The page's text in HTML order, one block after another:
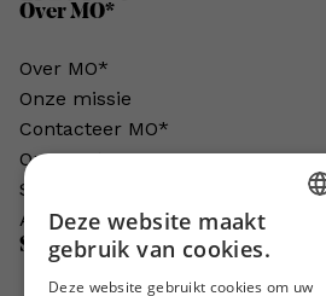
Over MO*
Over MO*
Onze missie
Contacteer MO*
Onze auteurs
Schrijven voor MO*?
Adverteren in MO*
Steun MO*
Deze website maakt
gebruik van cookies.
Deze website gebruikt cookies om uw